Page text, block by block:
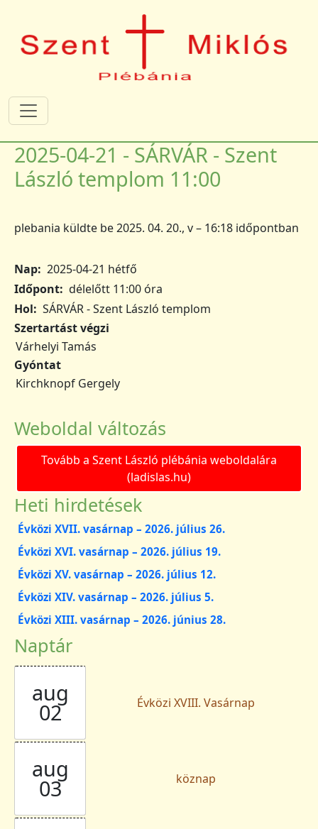
2025-04-21 - SÁRVÁR - Szent
László templom 11:00
plebania küldte be2025. 04. 20., v – 16:18 időpontban
Nap 2025-04-21 hétfő
Időpont délelőtt 11:00 óra
Hol
SÁRVÁR - Szent László templom
Szertartást végzi
Várhelyi Tamás
Gyóntat
Kirchknopf Gergely
Weboldal változás
Tovább a Szent László plébánia weboldalára
(ladislas.hu)
Heti hirdetések
Évközi XVII. vasárnap – 2026. július 26.
Évközi XVI. vasárnap – 2026. július 19.
Évközi XV. vasárnap – 2026. július 12.
Évközi XIV. vasárnap – 2026. július 5.
Évközi XIII. vasárnap – 2026. június 28.
Naptár
aug
02 Évközi XVIII. Vasárnap
aug
03 köznap